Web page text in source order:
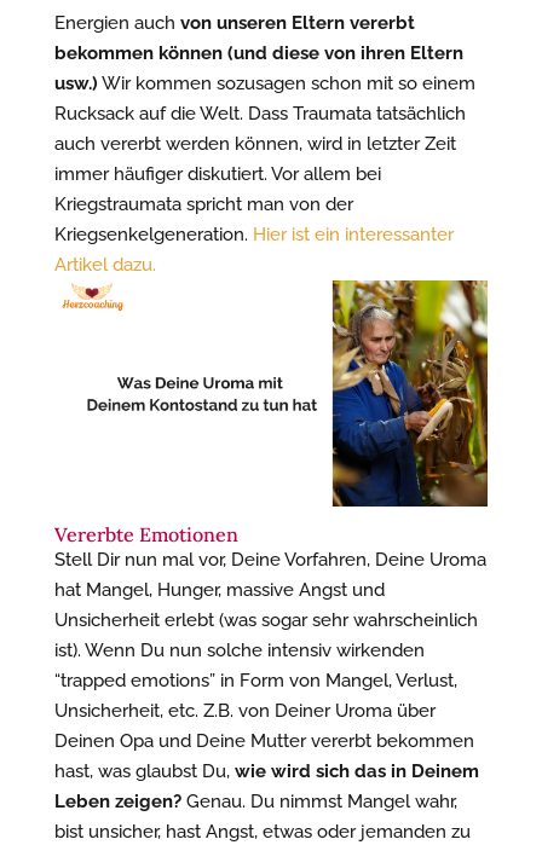
Energien auch von unseren Eltern vererbt
bekommen können (und diese von ihren Eltern
usw.) Wir kommen sozusagen schon mit so einem
Rucksack auf die Welt. Dass Traumata tatsächlich
auch vererbt werden können, wird in letzter Zeit
immer häufiger diskutiert. Vor allem bei
Kriegstraumata spricht man von der
Kriegsenkelgeneration. Hier ist ein interessanter
Artikel dazu.
Vererbte Emotionen
Stell Dir nun mal vor, Deine Vorfahren, Deine Uroma
hat Mangel, Hunger, massive Angst und
Unsicherheit erlebt (was sogar sehr wahrscheinlich
ist). Wenn Du nun solche intensiv wirkenden
“trapped emotions” in Form von Mangel, Verlust,
Unsicherheit, etc. Z.B. von Deiner Uroma über
Deinen Opa und Deine Mutter vererbt bekommen
hast, was glaubst Du, wie wird sich das in Deinem
Leben zeigen?Genau. Du nimmst Mangel wahr,
bist unsicher, hast Angst, etwas oder jemanden zu